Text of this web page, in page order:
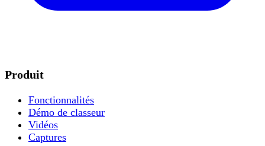
Produit
Fonctionnalités
Démo de classeur
Vidéos
Captures